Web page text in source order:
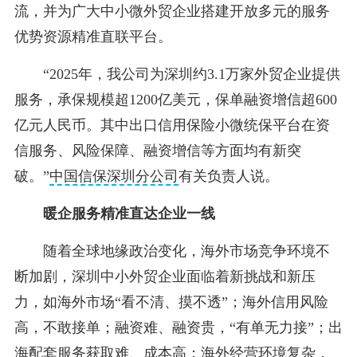
流，并为广大中小微外贸企业搭建开放多元的服务
优势资源精准直联平台。
“2025年，我公司为深圳约3.1万家外贸企业提供
服务，承保规模超1200亿美元，保单融资增信超600
亿元人民币。其中出口信用保险小微统保平台在资
信服务、风险保障、融资增信等方面均有新突
破。”中国信保深圳分公司 有关负责人说。
暖企服务精准直达企业一线
随着全球地缘政治变化，海外市场竞争环境不
断加剧，深圳中小外贸企业面临着新挑战和新压
力，如海外市场“看不清、摸不透”；海外信用风险
高，不敢接单；融资难、融资贵，“有单无力接”；出
海配套服务获取难、成本高；海外经营环境复杂，